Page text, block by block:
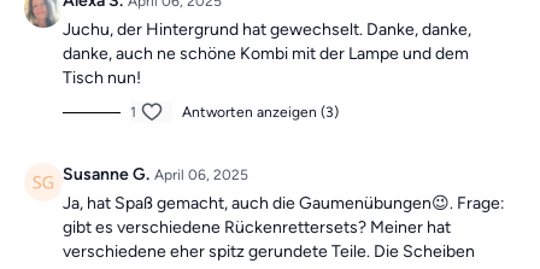
Juchu, der Hintergrund hat gewechselt. Danke, danke,
danke, auch ne schöne Kombi mit der Lampe und dem
Tisch nun!
1 Antworten anzeigen (3)
Susanne G. April 06, 2025
Ja, hat Spaß gemacht, auch die Gaumenübungen😉. Frage:
gibt es verschiedene Rückenrettersets? Meiner hat
verschiedene eher spitz gerundete Teile. Die Scheiben